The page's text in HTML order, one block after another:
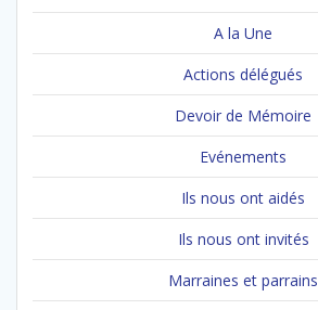
A la Une
Actions délégués
Devoir de Mémoire
Evénements
Ils nous ont aidés
Ils nous ont invités
Marraines et parrains